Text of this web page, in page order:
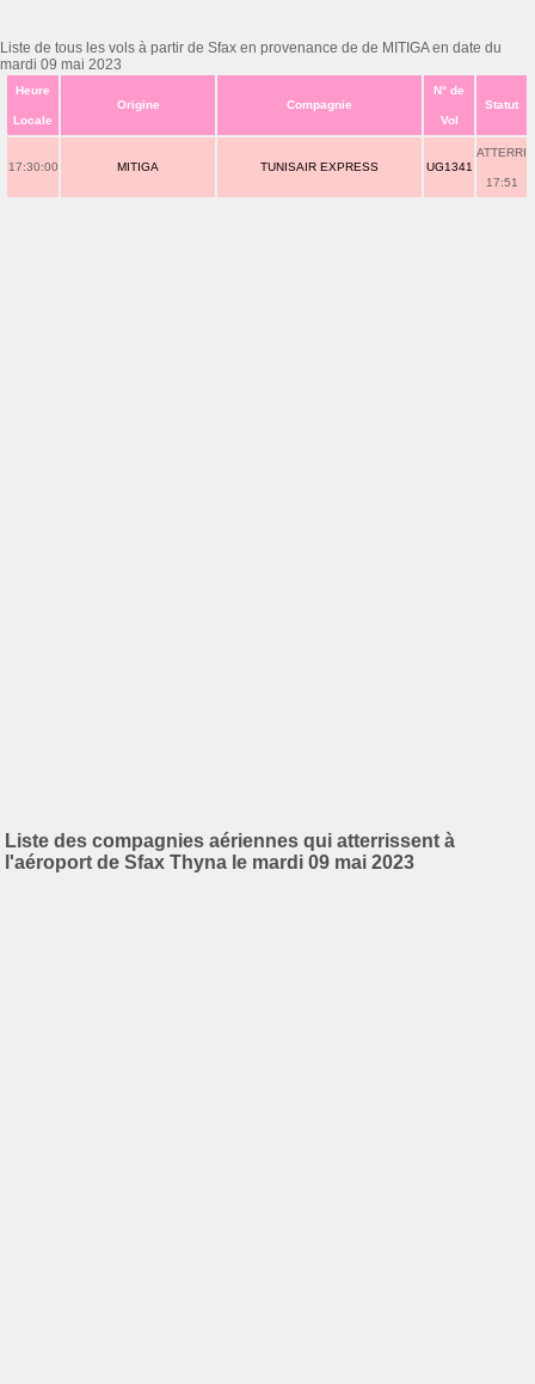
Liste de tous les vols à partir de Sfax en provenance de de MITIGA en date du
mardi 09 mai 2023
Heure
Locale
Origine Compagnie
N° de
Vol
Statut
17:30:00 MITIGA TUNISAIR EXPRESS UG1341
ATTERRI
17:51
Liste des compagnies aériennes qui atterrissent à
l'aéroport de Sfax Thyna le mardi 09 mai 2023